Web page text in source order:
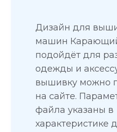
Дизайн для
машин
подойдёт для
одежды и
вышивку можно
на сайте.
файла указаны в
характеристике